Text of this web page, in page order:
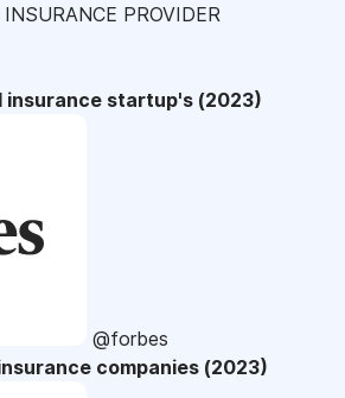
PROVIDER
insurance startup's (2023)
@forbes
companies (2023)